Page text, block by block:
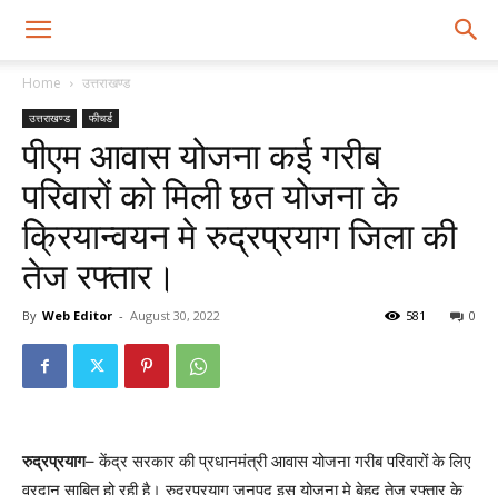
Home उत्तराखण्ड
उत्तराखण्ड फीचर्ड
पीएम आवास योजना कई गरीब
परिवारों को मिली छत योजना के
क्रियान्वयन मे रुद्रप्रयाग जिला की
तेज रफ्तार।
By Web Editor - August 30, 2022 0
581
रुद्रप्रयाग– केंद्र सरकार की प्रधानमंत्री आवास योजना गरीब परिवारों के लिए
वरदान साबित हो रही है। रुद्रप्रयाग जनपद इस योजना मे बेहद तेज रफ्तार के